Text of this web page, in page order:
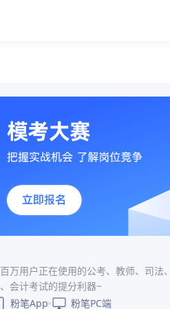
万用户正在使用的公考、教师、司法
会计考试的提分利器~
粉笔App
粉笔PC端